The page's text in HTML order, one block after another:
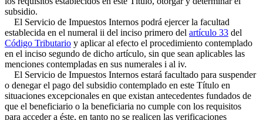
subsidio.
El Servicio de Impuestos Internos podrá ejercer la facultad
establecida en el numeral ii del inciso primero del artículo 33 del
Código Tributario y aplicar al efecto el procedimiento contemplado
en el inciso segundo de dicho artículo, sin que sean aplicables las
menciones contempladas en sus numerales i al iv.
El Servicio de Impuestos Internos estará facultado para suspender
o denegar el pago del subsidio contemplado en este Título en
situaciones excepcionales en que existan antecedentes fundados de
que el beneficiario o la beneficiaria no cumple con los requisitos
para acceder a éste, en tanto no se realicen las verificaciones